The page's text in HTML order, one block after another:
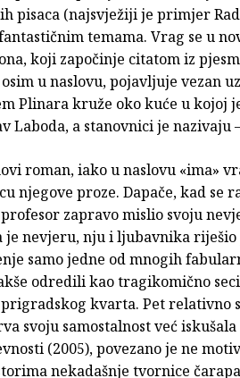
pisaca (najsvježiji je primjer
temama. Vrag se u
koji započinje citatom iz
osim u naslovu, pojavljuje vezan
Plinara kruže oko kuće u kojoj
Laboda, a stanovnici je nazivaju
roman, iako u naslovu «ima»
njegove proze. Dapače, kad se
zapravo mislio svoju
je nevjeru, nju i ljubavnika
samo jedne od mnogih
odredili kao tragikomično
kvarta. Pet relativno
svoju samostalnost već
(2005), povezano je ne
nekadašnje tvornice